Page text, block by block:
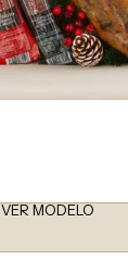
VER MODELO